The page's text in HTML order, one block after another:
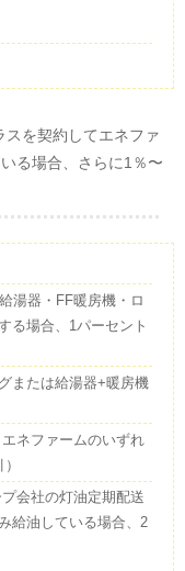
スを契約してエネファ
る場合、さらに1％〜
湯器・FF暖房機・ロ
る場合、1パーセント
または給湯器+暖房機
ネファームのいずれ
会社の灯油定期配送
給油している場合、2